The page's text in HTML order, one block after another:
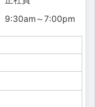
9:30am ～7:00pm